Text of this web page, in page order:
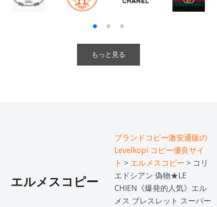
もっと見る
エルメスコピー
ブランドコピー激安通販の
Levelkopi コピー優良サイ
ト > エルメスコピー > コリ
エドシアン 偽物★LE
CHIEN《爆発的人気》エル
メス ブレスレット スーパー